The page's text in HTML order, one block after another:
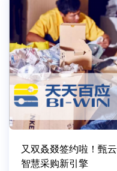
又双叒叕签约啦！甄
智慧采购新引擎